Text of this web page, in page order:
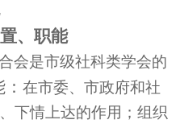
、职能
会是市级社科类学会的
在市委、市政府和社
下情上达的作用；组织